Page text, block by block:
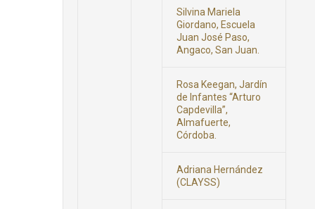
Silvina Mariela
Giordano, Escuela
Juan José Paso,
Angaco, San Juan.
Rosa Keegan, Jardín
de Infantes “Arturo
Capdevilla”,
Almafuerte,
Córdoba.
Adriana Hernández
(CLAYSS)